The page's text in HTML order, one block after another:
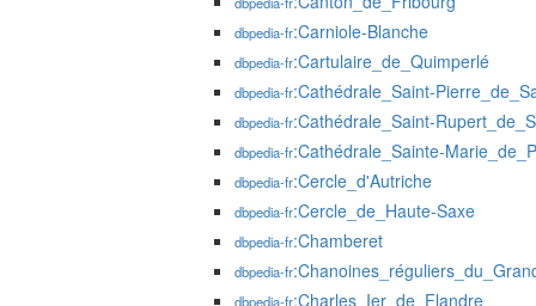
dbpedia-fr:Carniole-Blanche
dbpedia-fr:Cartulaire_de_Quimperlé
dbpedia-fr:Cathédrale_Saint-
dbpedia-fr:Cathédrale_Saint-
dbpedia-fr:Cathédrale_Sainte-
dbpedia-fr:Cercle_d'Autriche
dbpedia-fr:Cercle_de_Haute-Saxe
dbpedia-fr:Chamberet
dbpedia-fr
dbpedia-fr:Charles_Ier_de_Flandre